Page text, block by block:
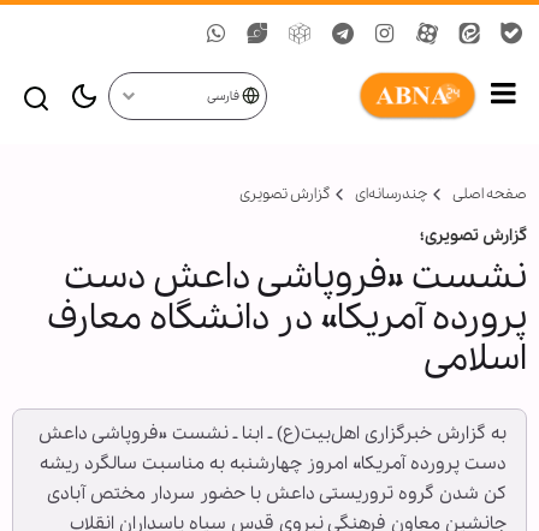
فارسی
صفحه اصلی چندرسانه‌ای گزارش تصويری
گزارش تصویری؛
نشست «فروپاشی داعش دست
پرورده آمریکا» در دانشگاه معارف
اسلامی
به گزارش خبرگزاری اهل‌بیت(ع) ـ ابنا ـ نشست «فروپاشی داعش
دست پرورده آمریکا» امروز چهارشنبه به مناسبت سالگرد ریشه
کن شدن گروه تروریستی داعش با حضور سردار مختص آبادی
جانشین معاون فرهنگی نیروی قدس سپاه پاسداران انقلاب